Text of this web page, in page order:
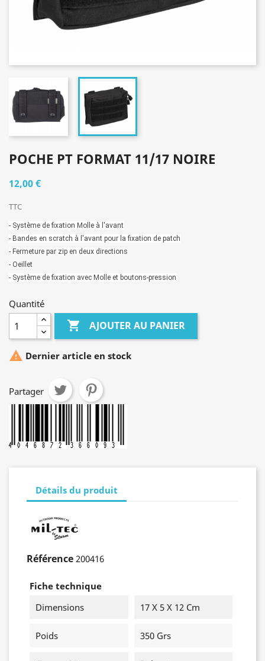
POCHE PT FORMAT 11/17 NOIRE
12,00 €
TTC
- Système de fixation Molle à l'avant
- Bandes en scratch à l'avant pour la fixation de patch
- Fermeture par zip en deux directions
- Oeillet
- Système de fixation avec Molle et boutons-pression
Quantité
 AJOUTER AU PANIER
 Dernier article en stock
Partager
Détails du produit
Référence 200416
Fiche technique
Dimensions
17 X 5 X 12 Cm
Poids 350 Grs